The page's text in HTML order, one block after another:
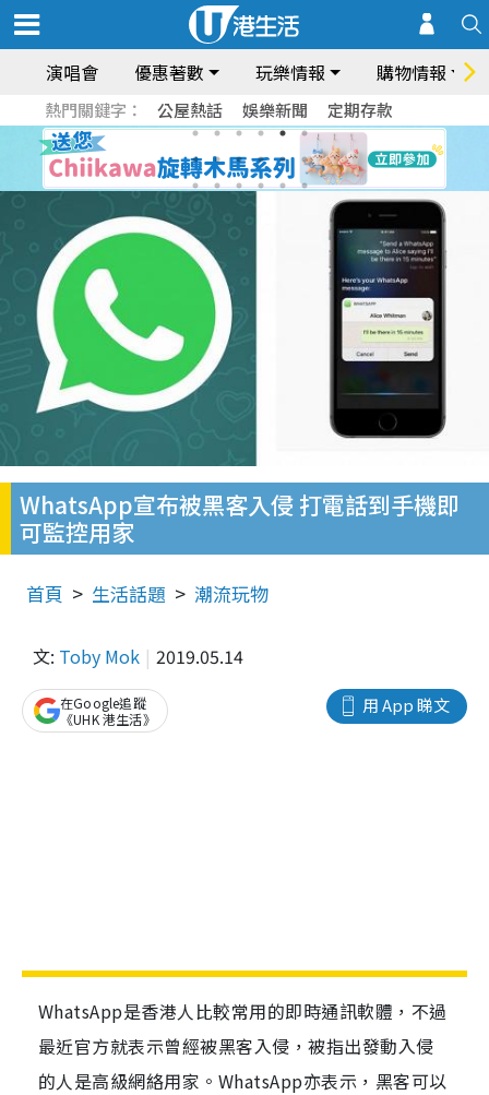
演唱會 優惠著數 玩樂情報 購物情報
熱門關鍵字： 公屋熱話 娛樂新聞 定期存款
WhatsApp宣布被黑客入侵 打電話到手機即
可監控用家
首頁 生活話題 潮流玩物
文: Toby Mok 2019.05.14
用 App 睇文
在Google追蹤
《UHK 港生活》
WhatsApp是香港人比較常用的即時通訊軟體，不過
最近官方就表示曾經被黑客入侵，被指出發動入侵
的人是高級網絡用家。WhatsApp亦表示，黑客可以